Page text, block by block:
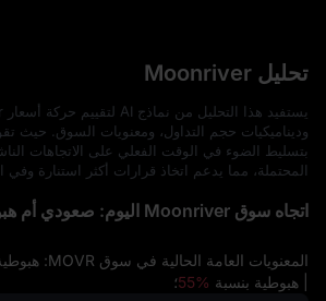
تحليل Moonriver
وديناميكيات حجم التداول، ومعنويات السوق. حيث
بتسليط الضوء في الوقت الفعلي على الاتجاهات
المحتملة، مما يدعم اتخاذ قرارات أكثر استنارة
اتجاه سوق Moonriver اليوم: صعودي أم هبوطي؟
المعنويات العامة الحالية في سوق MOVR: هبوطية، صعودية بنسبة
| هبوطية بنسبة 55%؛